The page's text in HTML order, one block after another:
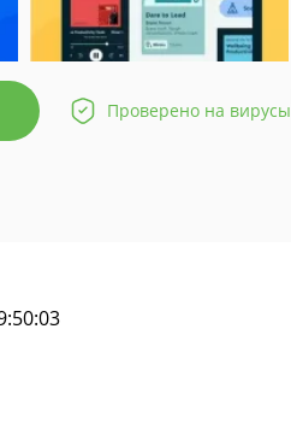
Проверено на вирусы